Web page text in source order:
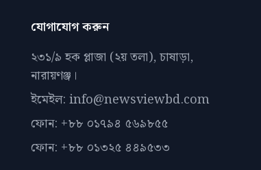
যোগাযোগ করুন
২৩১/৯ হক প্লাজা (২য় তলা), চাষাড়া,
নারায়ণঞ্জ।
ইমেইল: info@newsviewbd.com
ফোন: +৮৮ ০১৭৯৪ ৫৬৯৮৫৫
ফোন: +৮৮ ০১৩২৫ ৪৪৯৫৩৩